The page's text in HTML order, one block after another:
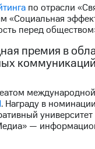
по отрасли
«Социальная
перед
премия в
. Награду в
—